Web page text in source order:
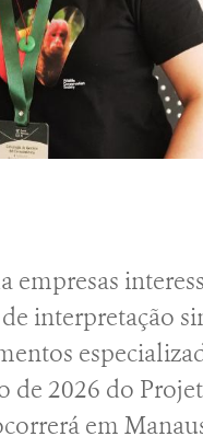
empresas
interpretação
de 2026 do
em